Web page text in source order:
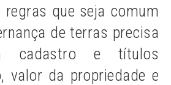
que seja comum
de terras precisa
cadastro e títulos
valor da propriedade e